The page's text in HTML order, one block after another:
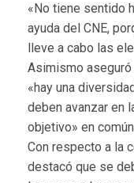
«No tiene sentido
ayuda del CNE,
lleve a cabo las
Asimismo
«hay una
deben avanzar en
objetivo» en
Con respecto a la
destacó que se